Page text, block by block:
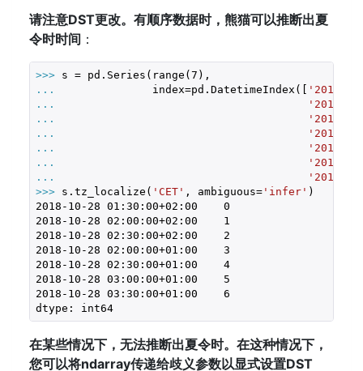
请注意DST更改。有顺序数据时，熊猫可以推断出夏
令时时间 ：
>>> s = pd.Series(range(7
...
              index=pd.DatetimeIndex([
'2018-
...
'2018-
...
'2018-
...
'2018-
...
'2018-
...
'2018-
...
'2018-
>>> s.tz_localize( 'CET' , ambiguous='infer'
2018 -10 -28 01 : 30 : 00+02 : 00
0
2018 -10 -28 02 : 00 : 00+02 : 00
1
2018 -10 -28 02 : 30 : 00+02 : 00
2
2018 -10 -28 02 : 00 : 00+01 : 00
3
2018 -10 -28 02 : 30 : 00+01 : 00
4
2018 -10 -28 03 : 00 : 00+01 : 00
5
2018 -10 -28 03 : 30 : 00+01 : 00
6
dtype: int64
在某些情况下，无法推断出夏令时。在这种情况下，
您可以将ndarray传递给歧义参数以显式设置DST